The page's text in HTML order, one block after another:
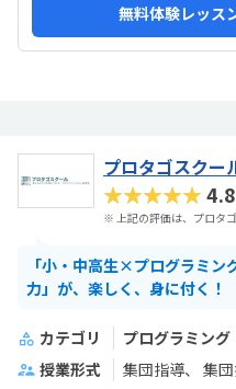
無料体験レッス
プロタゴスクー
★★★★★
※ 上記の評価は、プロタ
「小・中高生×プログラミン
力」が、楽しく、身に付く！
カテゴリ
プログラミン
授業形式
集団指導 集